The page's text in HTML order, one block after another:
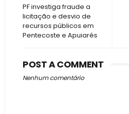
PF investiga fraude a
licitação e desvio de
recursos públicos em
Pentecoste e Apuiarés
POST A COMMENT
Nenhum comentário